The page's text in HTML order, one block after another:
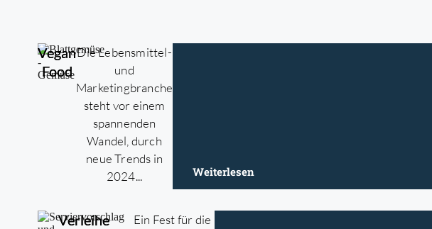
Vegan
Food
Die Lebensmittel-
und
Marketingbranche
steht vor einem
spannenden
Wandel, durch
neue Trends in
2024...
Weiterlesen
Verleihe
Ein Fest für die